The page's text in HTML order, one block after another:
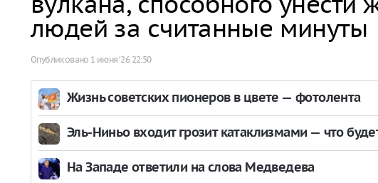
людей за считанные минуты
Опубликовано 1 июня ‘26 22:50
Жизнь советских пионеров в цвете — фотолента
Эль-Ниньо входит грозит катаклизмами — что
На Западе ответили на слова Медведева